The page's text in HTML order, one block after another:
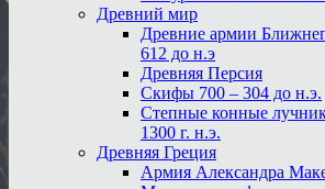
Древний мир
Древние армии
612 до н.э
Древняя Персия
Скифы 700 – 304 до н.э.
Степные конные
1300 г. н.э.
Древняя Греция
Армия Александра